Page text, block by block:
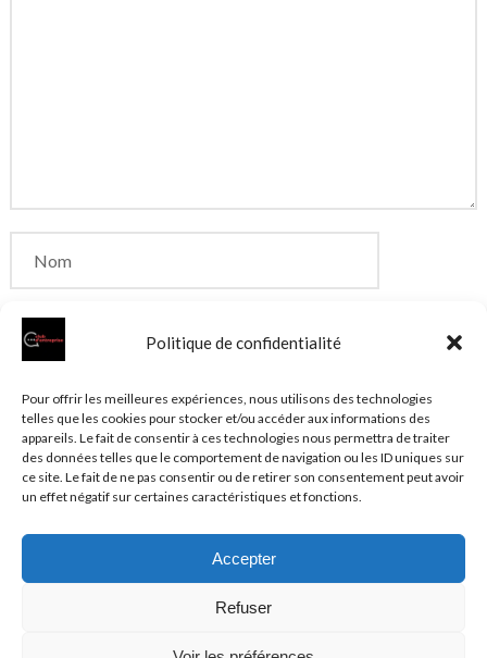
Politique de confidentialité
Pour offrir les meilleures expériences, nous utilisons des technologies
telles que les cookies pour stocker et/ou accéder aux informations des
appareils. Le fait de consentir à ces technologies nous permettra de traiter
des données telles que le comportement de navigation ou les ID uniques sur
ce site. Le fait de ne pas consentir ou de retirer son consentement peut avoir
un effet négatif sur certaines caractéristiques et fonctions.
Accepter
Refuser
Enregistrer mon nom, mon e-mail et mon site dans
le navigateur pour mon prochain commentaire.
Actualité au sens large
Plan du site